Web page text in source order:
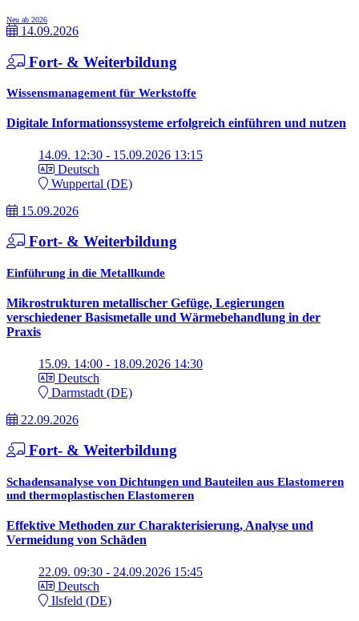
Neu ab 2026
14.09.2026
Fort- & Weiterbildung
Wissensmanagement für Werkstoffe
Digitale Informationssysteme erfolgreich einführen und nutzen
14.09. 12:30 - 15.09.2026 13:15
Deutsch
Wuppertal (DE)
15.09.2026
Fort- & Weiterbildung
Einführung in die Metallkunde
Mikrostrukturen metallischer Gefüge, Legierungen
verschiedener Basismetalle und Wärmebehandlung in der
Praxis
15.09. 14:00 - 18.09.2026 14:30
Deutsch
Darmstadt (DE)
22.09.2026
Fort- & Weiterbildung
Schadensanalyse von Dichtungen und Bauteilen aus Elastomeren
und thermoplastischen Elastomeren
Effektive Methoden zur Charakterisierung, Analyse und
Vermeidung von Schäden
22.09. 09:30 - 24.09.2026 15:45
Deutsch
Ilsfeld (DE)